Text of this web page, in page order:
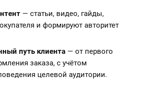
— статьи, видео, гайды,
и формируют авторитет
путь клиента — от первого
заказа, с учётом
целевой аудитории.